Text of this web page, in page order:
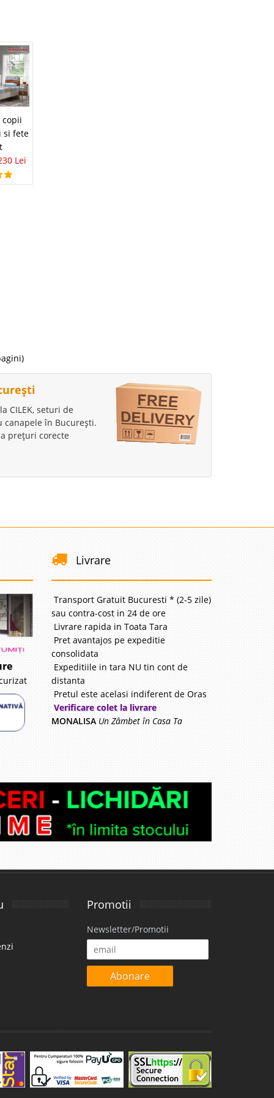
Lei
Lei
Lei
copii
si fete
Lei
CILEK, seturi de
în București.
prețuri corecte
Livrare
Transport Gratuit Bucuresti * (2-5 zile)
sau contra-cost in 24 de ore
Livrare rapida in Toata Tara
Pret avantajos pe expeditie
consolidata
Expeditiile in tara NU tin cont de
distanta
Pretul este acelasi indiferent de Oras
Verificare colet la livrare
MONALISA Un Zâmbet în Casa Ta
Promotii
Newsletter/Promotii
Abonare